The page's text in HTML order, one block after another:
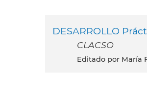
DESARROLLO
CLACSO
Editado por María